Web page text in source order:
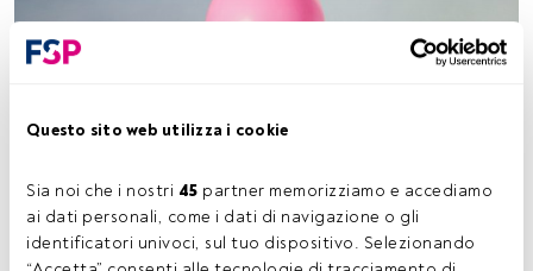
Questo sito web utilizza i cookie
Sia noi che i nostri 45 partner memorizziamo e accediamo
ai dati personali, come i dati di navigazione o gli
identificatori univoci, sul tuo dispositivo. Selezionando
Florian Klauer, Unsplash
Tempo di lettura: 3 min.